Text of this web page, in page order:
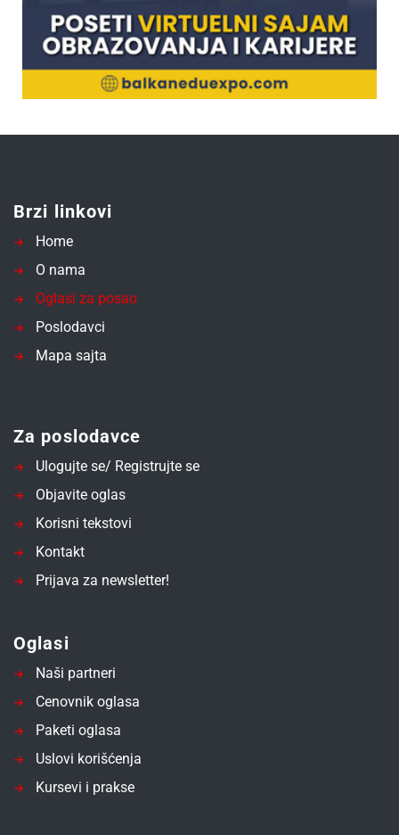
Brzi linkovi
Home
O nama
Oglasi za posao
Poslodavci
Mapa sajta
Za poslodavce
Ulogujte se/ Registrujte se
Objavite oglas
Korisni tekstovi
Kontakt
Prijava za newsletter!
Oglasi
Naši partneri
Cenovnik oglasa
Paketi oglasa
Uslovi korišćenja
Kursevi i prakse